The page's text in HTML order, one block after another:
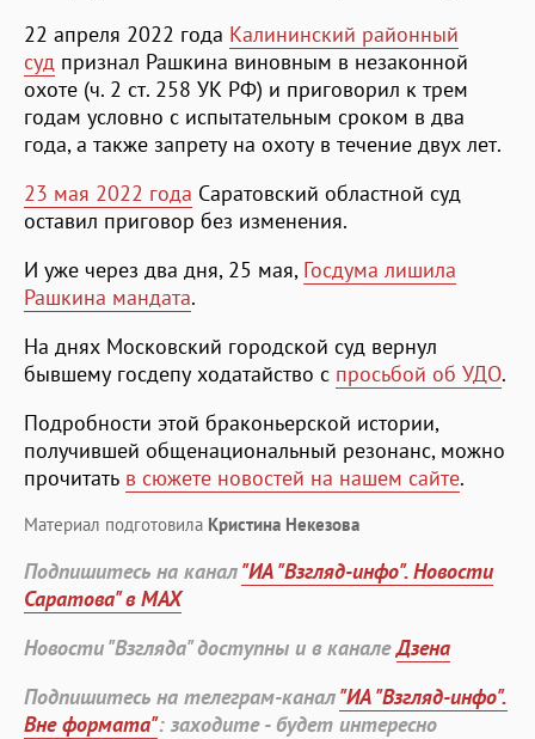
22 апреля 2022 года Калининский районный
суд признал Рашкина виновным в незаконной
охоте (ч. 2 ст. 258 УК РФ) и приговорил к трем
годам условно с испытательным сроком в два
года, а также запрету на охоту в течение двух лет.
23 мая 2022 года Саратовский областной суд
оставил приговор без изменения.
И уже через два дня, 25 мая, Госдума лишила
Рашкина мандата.
На днях Московский городской суд вернул
бывшему госдепу ходатайство с просьбой об УДО.
Подробности этой браконьерской истории,
получившей общенациональный резонанс, можно
прочитать в сюжете новостей на нашем сайте.
Материал подготовила Кристина Некезова
Подпишитесь на канал"ИА "Взгляд-инфо". Новости
Саратова" в MAX
Новости "Взгляда" доступны и в каналеДзена
Подпишитесь на телеграм-канал"ИА "Взгляд-инфо".
Вне формата": заходите - будет интересно